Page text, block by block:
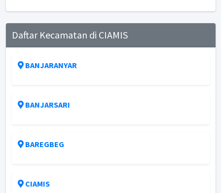
Daftar Kecamatan di CIAMIS
BANJARANYAR
BANJARSARI
BAREGBEG
CIAMIS